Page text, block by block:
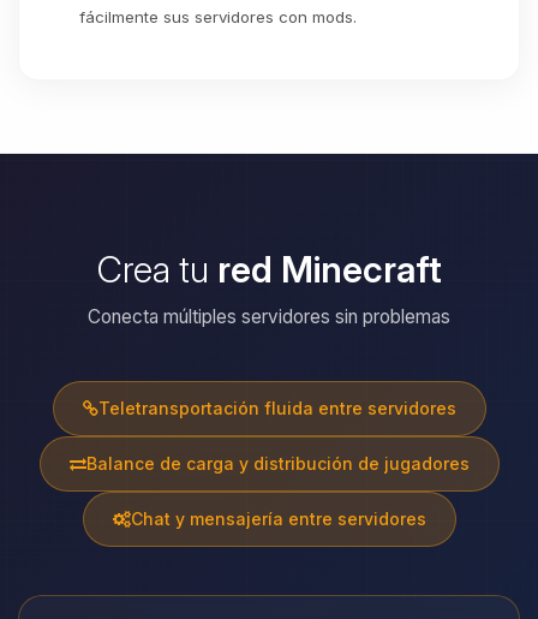
fácilmente sus servidores con mods.
Crea tu red Minecraft
Conecta múltiples servidores sin problemas
Teletransportación fluida entre servidores
Balance de carga y distribución de jugadores
Chat y mensajería entre servidores